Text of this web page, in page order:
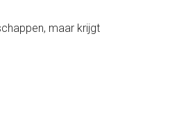
maar krijgt